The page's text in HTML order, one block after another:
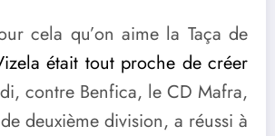
cela qu’on aime la Taça de
était tout proche de créer
contre Benfica, le CD Mafra,
deuxième division, a réussi à